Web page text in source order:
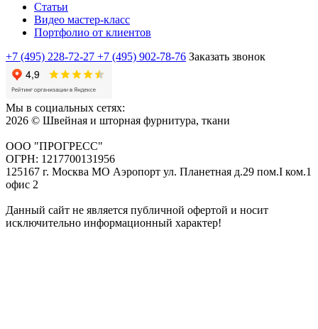
Статьи
Видео мастер-класс
Портфолио от клиентов
+7 (495) 228-72-27 +7 (495) 902-78-76 Заказать звонок
Мы в социальных сетях:
2026 © Швейная и шторная фурнитура, ткани
ООО "ПРОГРЕСС"
ОГРН: 1217700131956
125167 г. Москва МО Аэропорт ул. Планетная д.29 пом.I ком.1
офис 2
Данный сайт не является публичной офертой и носит
исключительно информационный характер!